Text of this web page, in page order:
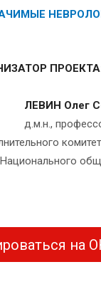
ЛЕВИН Олег
д.м.н.,
на